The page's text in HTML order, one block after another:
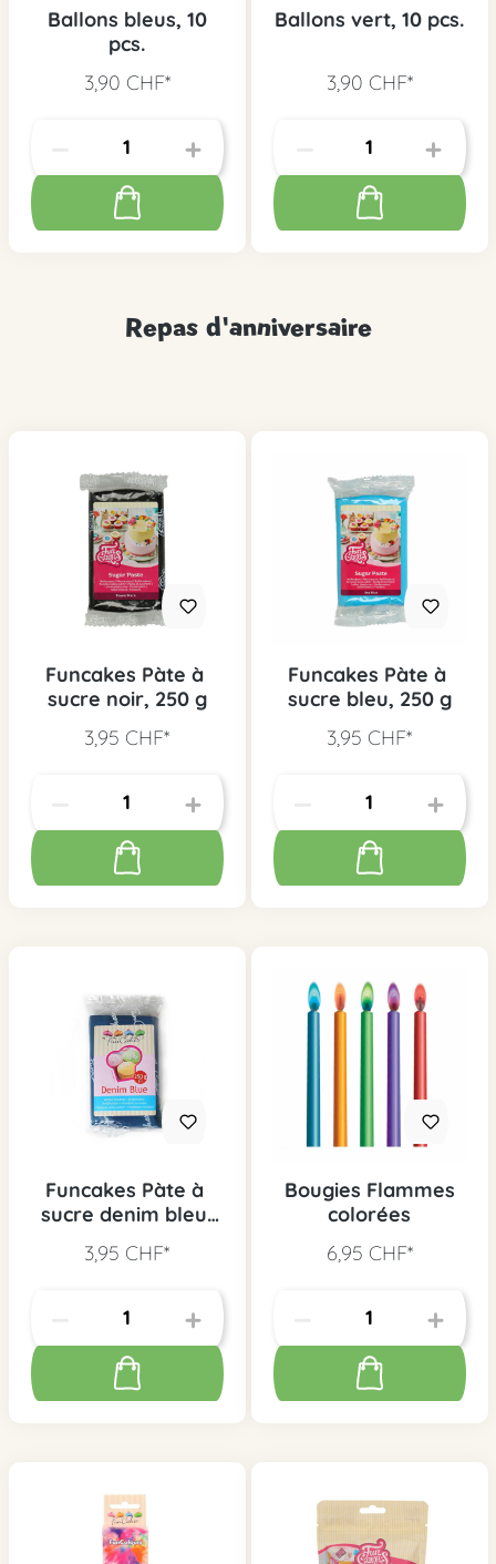
Ballons bleus, 10
pcs.
3,90 CHF*
Ballons vert, 10 pcs.
3,90 CHF*
Repas d'anniversaire
Funcakes Pàte à
sucre noir, 250 g
3,95 CHF*
Funcakes Pàte à
sucre bleu, 250 g
3,95 CHF*
Funcakes Pàte à
sucre denim bleu,
3,95 CHF*
Bougies Flammes
colorées
6,95 CHF*